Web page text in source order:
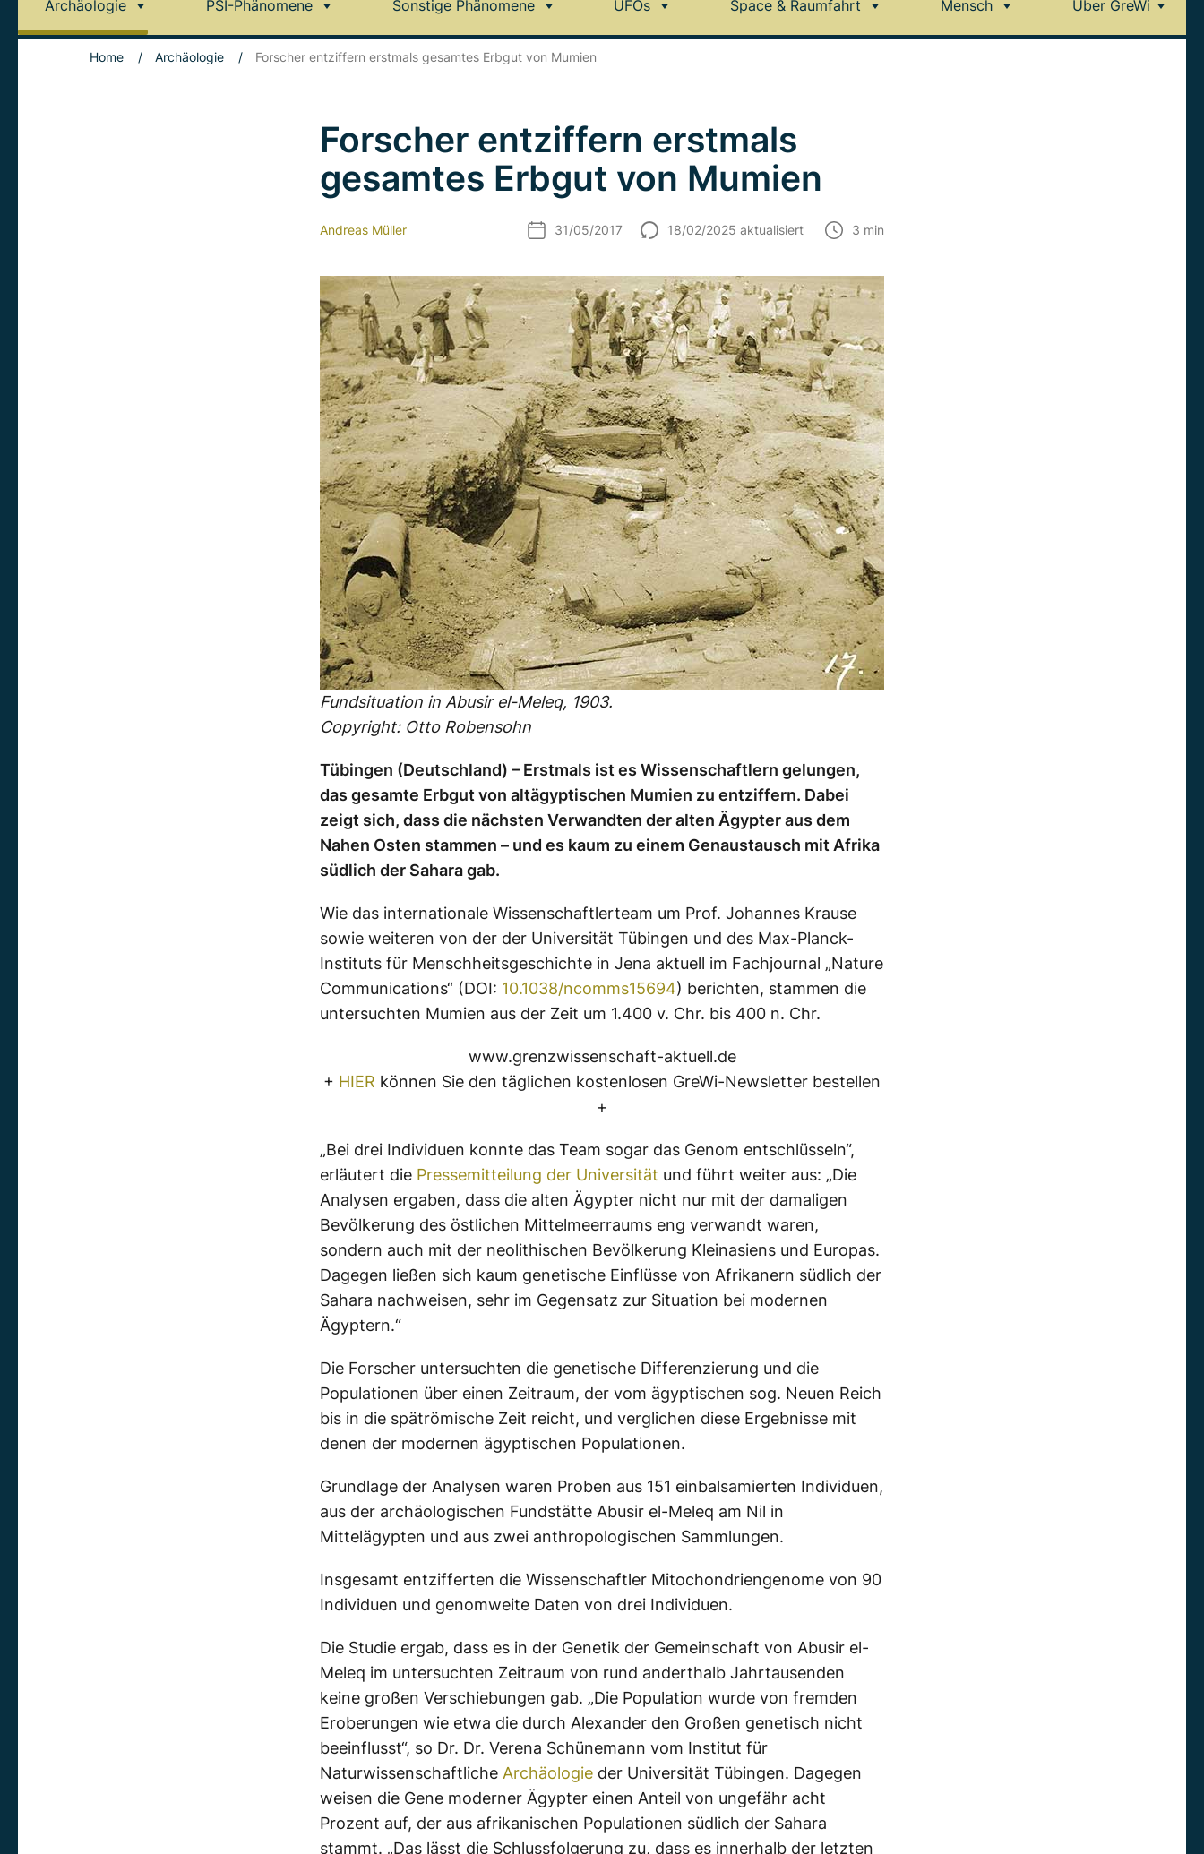
Archäologie PSI-Phänomene Sonstige Phänomene UFOs Space & Raumfahrt Mensch Über GreWi
Home / Archäologie / Forscher entziffern erstmals gesamtes Erbgut von Mumien
Forscher entziffern erstmals
gesamtes Erbgut von Mumien
Andreas Müller 31/05/2017 18/02/2025 aktualisiert 3 min
Fundsituation in Abusir el-Meleq, 1903.
Copyright: Otto Robensohn
Tübingen (Deutschland) – Erstmals ist es Wissenschaftlern gelungen,
das gesamte Erbgut von altägyptischen Mumien zu entziffern. Dabei
zeigt sich, dass die nächsten Verwandten der alten Ägypter aus dem
Nahen Osten stammen – und es kaum zu einem Genaustausch mit Afrika
südlich der Sahara gab.
Wie das internationale Wissenschaftlerteam um Prof. Johannes Krause
sowie weiteren von der der Universität Tübingen und des Max-Planck-
Instituts für Menschheitsgeschichte in Jena aktuell im Fachjournal „Nature
Communications“ (DOI: 10.1038/ncomms15694) berichten, stammen die
untersuchten Mumien aus der Zeit um 1.400 v. Chr. bis 400 n. Chr.
www.grenzwissenschaft-aktuell.de
+ HIER können Sie den täglichen kostenlosen GreWi-Newsletter bestellen
+
„Bei drei Individuen konnte das Team sogar das Genom entschlüsseln“,
erläutert die Pressemitteilung der Universität und führt weiter aus: „Die
Analysen ergaben, dass die alten Ägypter nicht nur mit der damaligen
Bevölkerung des östlichen Mittelmeerraums eng verwandt waren,
sondern auch mit der neolithischen Bevölkerung Kleinasiens und Europas.
Dagegen ließen sich kaum genetische Einflüsse von Afrikanern südlich der
Sahara nachweisen, sehr im Gegensatz zur Situation bei modernen
Ägyptern.“
Die Forscher untersuchten die genetische Differenzierung und die
Populationen über einen Zeitraum, der vom ägyptischen sog. Neuen Reich
bis in die spätrömische Zeit reicht, und verglichen diese Ergebnisse mit
denen der modernen ägyptischen Populationen.
Grundlage der Analysen waren Proben aus 151 einbalsamierten Individuen,
aus der archäologischen Fundstätte Abusir el-Meleq am Nil in
Mittelägypten und aus zwei anthropologischen Sammlungen.
Insgesamt entzifferten die Wissenschaftler Mitochondriengenome von 90
Individuen und genomweite Daten von drei Individuen.
Die Studie ergab, dass es in der Genetik der Gemeinschaft von Abusir el-
Meleq im untersuchten Zeitraum von rund anderthalb Jahrtausenden
keine großen Verschiebungen gab. „Die Population wurde von fremden
Eroberungen wie etwa die durch Alexander den Großen genetisch nicht
beeinflusst“, so Dr. Dr. Verena Schünemann vom Institut für
Naturwissenschaftliche Archäologie der Universität Tübingen. Dagegen
weisen die Gene moderner Ägypter einen Anteil von ungefähr acht
Prozent auf, der aus afrikanischen Populationen südlich der Sahara
stammt. „Das lässt die Schlussfolgerung zu, dass es innerhalb der letzten